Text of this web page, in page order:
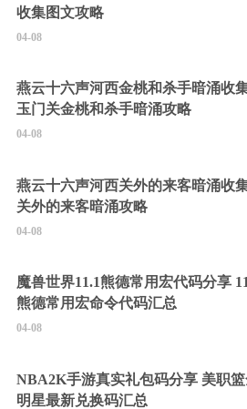
收集图文攻略
04-08
燕云十六声河西金桃和杀手暗涌收
玉门关金桃和杀手暗涌攻略
04-08
燕云十六声河西关外的来客暗涌收
关外的来客暗涌攻略
04-08
魔兽世界11.1熊德常用宏代码分享
熊德常用宏命令代码汇总
04-08
NBA2K手游真实礼包码分享 美职
明星最新兑换码汇总